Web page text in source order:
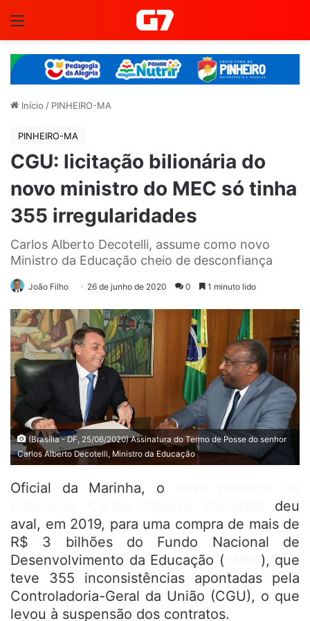
Início / PINHEIRO-MA
PINHEIRO-MA
CGU: licitação bilionária do
novo ministro do MEC só tinha
355 irregularidades
Carlos Alberto Decotelli, assume como novo
Ministro da Educação cheio de desconfiança
João Filho 26 de junho de 2020 0 1 minuto lido
(Brasília - DF, 25/06/2020) Assinatura do Termo de Posse do senhor
Carlos Alberto Decotelli, Ministro da Educação
Oficial da Marinha, o
deu
aval, em 2019, para uma compra de mais de
R$ 3 bilhões do Fundo Nacional de
Desenvolvimento da Educação (
), que
teve 355 inconsistências apontadas pela
Controladoria-Geral da União (CGU), o que
levou à suspensão dos contratos.